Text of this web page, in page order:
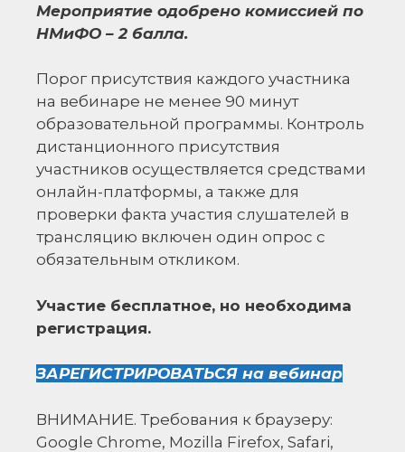
Мероприятие одобрено комиссией по
НМиФО – 2 балла.
Порог присутствия каждого участника
на вебинаре не менее 90 минут
образовательной программы. Контроль
дистанционного присутствия
участников осуществляется средствами
онлайн-платформы, а также для
проверки факта участия слушателей в
трансляцию включен один опрос с
обязательным откликом.
Участие бесплатное, но необходима
регистрация.
ЗАРЕГИСТРИРОВАТЬСЯ на вебинар
ВНИМАНИЕ. Требования к браузеру:
Google Chrome, Mozilla Firefox, Safari,